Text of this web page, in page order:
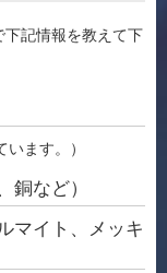
記情報を教えて下
います。）
銅など）
マイト、メッキ